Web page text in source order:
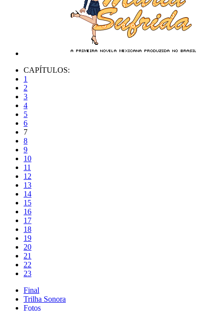
CAPÍTULOS:
1
2
3
4
5
6
7
8
9
10
11
12
13
14
15
16
17
18
19
20
21
22
23
Final
Trilha Sonora
Fotos